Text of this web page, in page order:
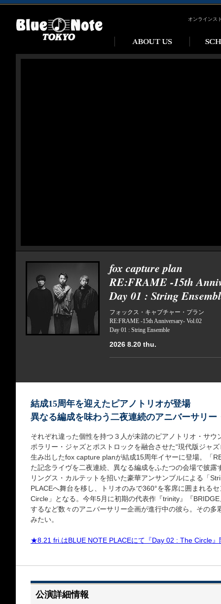
オンラインス
fox capture plan
RE:FRAME -15th
Day 01 : String
フォックス・キャプチャー・プラン
RE:FRAME -15th Anniversary- Vol.02
Day 01 : String Ensemble
2026 8.20 thu.
結成15周年を迎えたピアノトリオが登場
異なる編成を味わう二夜連続のアニバーサリー
それぞれ違った個性を持つ３人が未踏のピアノトリオ・サ
ポラリー・ジャズとポストロックを融合させた“現代版ジャ
生み出したfox capture planが結成15周年イヤーに登場。「
た記念ライヴを二夜連続、異なる編成をふたつの会場で披
リングス・カルテットを招いた豪華アンサンブルによる「
PLACEへ舞台を移し、トリオのみで360°を客席に囲まれる
Circle」となる。今年5月に初期の代表作『trinity』『
するなど数々のアニバーサリー企画が進行中の彼ら。その
みたい。
★8.21 fri.はBLUE NOTE PLACEにて『Day 02 : The Circle』
公演詳細情報